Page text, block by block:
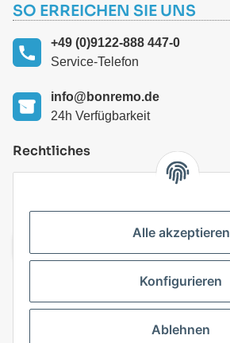
SO ERREICHEN SIE UNS
+49 (0)9122-888 447-0
Service-Telefon
info@bonremo.de
24h Verfügbarkeit
Rechtliches
Alle akzeptieren
Konfigurieren
Ablehnen